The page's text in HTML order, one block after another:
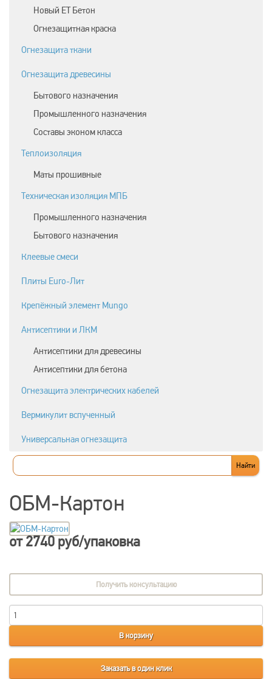
Новый ЕТ Бетон
Огнезащитная краска
Огнезащита ткани
Огнезащита древесины
Бытового назначения
Промышленного назначения
Составы эконом класса
Теплоизоляция
Маты прошивные
Техническая изоляция МПБ
Промышленного назначения
Бытового назначения
Клеевые смеси
Плиты Euro-Лит
Крепёжный элемент Mungo
Антисептики и ЛКМ
Антисептики для древесины
Антисептики для бетона
Огнезащита электрических кабелей
Вермикулит вспученный
Универсальная огнезащита
ОБМ-Картон
от 2740 руб/упаковка
Получить консультацию
В корзину
Заказать в один клик